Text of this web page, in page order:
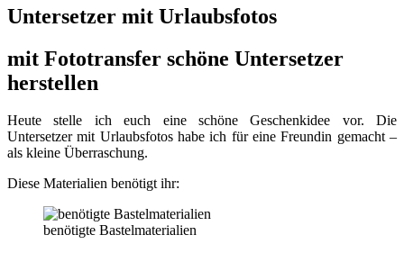
Untersetzer mit Urlaubsfotos
mit Fototransfer schöne Untersetzer
herstellen
Heute stelle ich euch eine schöne Geschenkidee vor. Die
Untersetzer mit Urlaubsfotos habe ich für eine Freundin gemacht –
als kleine Überraschung.
Diese Materialien benötigt ihr:
benötigte Bastelmaterialien